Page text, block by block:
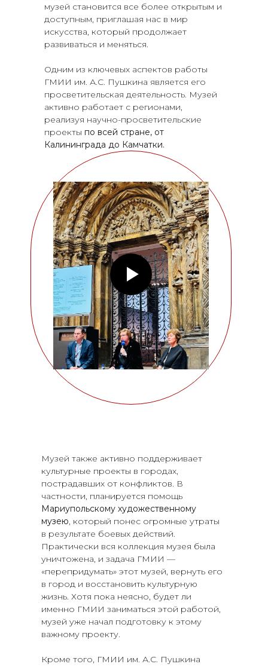
музей становится все более открытым и
доступным, приглашая нас в мир
искусства, который продолжает
развиваться и меняться.
Одним из ключевых аспектов работы
ГМИИ им. А.С. Пушкина является его
просветительская деятельность. Музей
активно работает с регионами,
реализуя научно-просветительские
проекты по всей стране, от
Калининграда до Камчатки.
Музей также активно поддерживает
культурные проекты в городах,
пострадавших от конфликтов. В
частности, планируется помощь
Мариупольскому художественному
музею, который понес огромные утраты
в результате боевых действий.
Практически вся коллекция музея была
уничтожена, и задача ГМИИ —
«перепридумать» этот музей, вернуть его
в город и восстановить культурную
жизнь. Хотя пока неясно, будет ли
именно ГМИИ заниматься этой работой,
музей уже начал подготовку к этому
важному проекту.
Кроме того, ГМИИ им. А.С. Пушкина